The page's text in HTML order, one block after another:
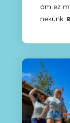
ám ez
nekünk.